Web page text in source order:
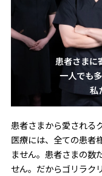
患者さまに
一人でも
私
患者さまから愛される
医療には、全ての患者
ません。患者さまの数
せん。だからゴリラク